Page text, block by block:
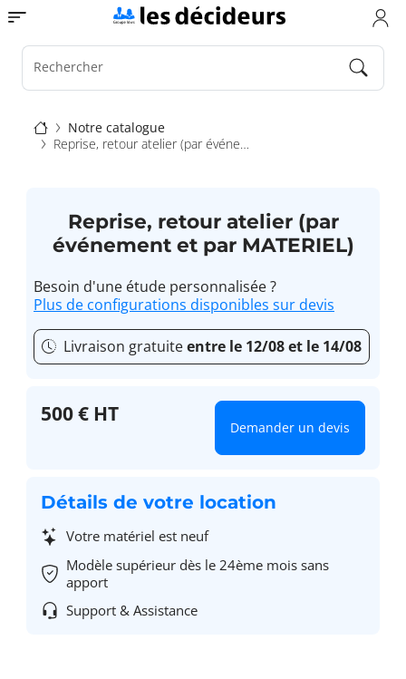
Aller
au
contenu
principal
Toggle navigation
Rechercher
Fil
d'Ariane
Notre catalogue
Reprise, retour atelier (par événement et par MATERIEL)
Reprise, retour atelier (par
événement et par MATERIEL)
Besoin d'une étude personnalisée ?
Plus de configurations disponibles sur devis
Livraison gratuiteentre le 12/08 et le 14/08
500 € HT
Demander un devis
Détails de votre location
Votre matériel est neuf
Modèle supérieur dès le 24ème mois sans
apport
Support & Assistance